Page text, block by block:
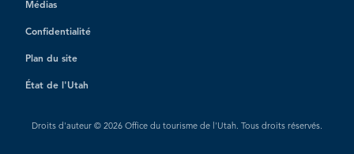
Médias
Confidentialité
Plan du site
État de l'Utah
Droits d'auteur © 2026 Office du tourisme de l'Utah. Tous droits réservés.